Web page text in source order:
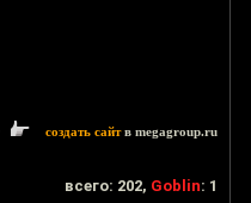
создать сайтв megagroup.ru
всего: 202, Goblin: 1